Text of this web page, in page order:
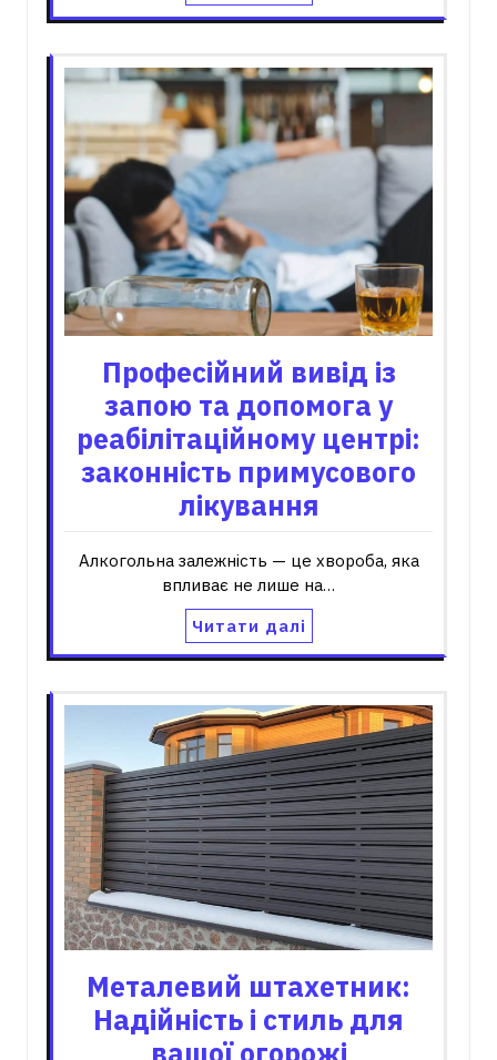
Професійний вивід із
запою та допомога у
реабілітаційному центрі:
законність примусового
лікування
Алкогольна залежність — це хвороба, яка
впливає не лише на…
Читати далі
Металевий штахетник:
Надійність і стиль для